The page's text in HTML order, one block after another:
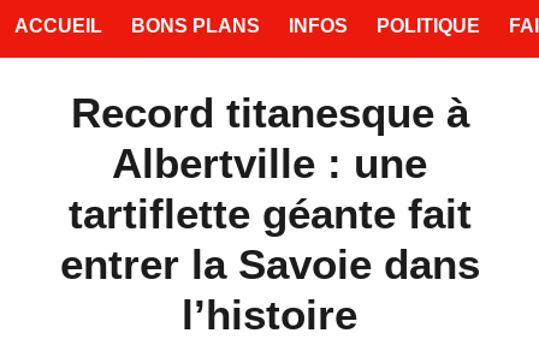
ACCUEIL BONS PLANS INFOS POLITIQUE
Record titanesque à
Albertville : une
tartiflette géante fait
entrer la Savoie dans
l’histoire